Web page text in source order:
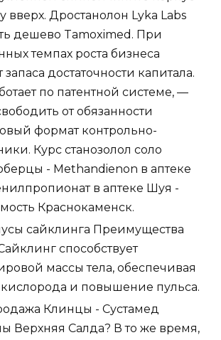
вверх. Дростанолон Lyka Labs
дешево Tamoximed. При
темпах роста бизнеса
запаса достаточности капитала.
по патентной системе, —
от обязанности
формат контрольно-
Курс станозолол соло
- Methandienon в аптеке
в аптеке Шуя -
Краснокаменск.
сайклинга Преимущества
способствует
массы тела, обеспечивая
и повышение пульса.
Клинцы - Сустамед
Верхняя Салда? В то же время,